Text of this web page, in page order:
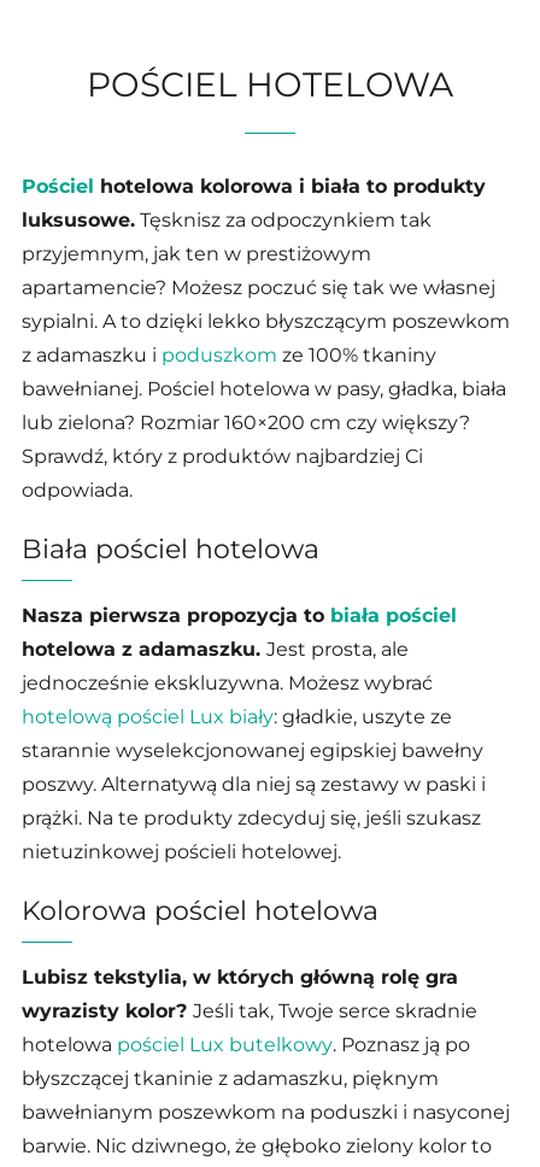
POŚCIEL HOTELOWA
Pościel hotelowa kolorowa i biała to produkty
luksusowe. Tęsknisz za odpoczynkiem tak
przyjemnym, jak ten w prestiżowym
apartamencie? Możesz poczuć się tak we własnej
sypialni. A to dzięki lekko błyszczącym poszewkom
z adamaszku i poduszkom ze 100% tkaniny
bawełnianej. Pościel hotelowa w pasy, gładka, biała
lub zielona? Rozmiar 160×200 cm czy większy?
Sprawdź, który z produktów najbardziej Ci
odpowiada.
Biała pościel hotelowa
Nasza pierwsza propozycja to biała pościel
hotelowa z adamaszku. Jest prosta, ale
jednocześnie ekskluzywna. Możesz wybrać
hotelową pościel Lux biały: gładkie, uszyte ze
starannie wyselekcjonowanej egipskiej bawełny
poszwy. Alternatywą dla niej są zestawy w paski i
prążki. Na te produkty zdecyduj się, jeśli szukasz
nietuzinkowej pościeli hotelowej.
Kolorowa pościel hotelowa
Lubisz tekstylia, w których główną rolę gra
wyrazisty kolor? Jeśli tak, Twoje serce skradnie
hotelowa pościel Lux butelkowy. Poznasz ją po
błyszczącej tkaninie z adamaszku, pięknym
bawełnianym poszewkom na poduszki i nasyconej
barwie. Nic dziwnego, że głęboko zielony kolor to